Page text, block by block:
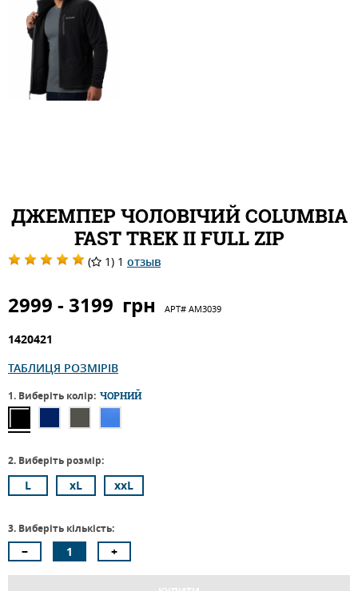
ДЖЕМПЕР ЧОЛОВІЧИЙ COLUMBIA
FAST TREK II FULL ZIP
( 1) 1 отзыв
2999 - 3199 грн АРТ# AM3039
1420421
ТАБЛИЦЯ РОЗМІРІВ
1. Виберіть колір: ЧОРНИЙ
2. Виберіть розмір:
L xL xxL
3. Виберіть кількість: